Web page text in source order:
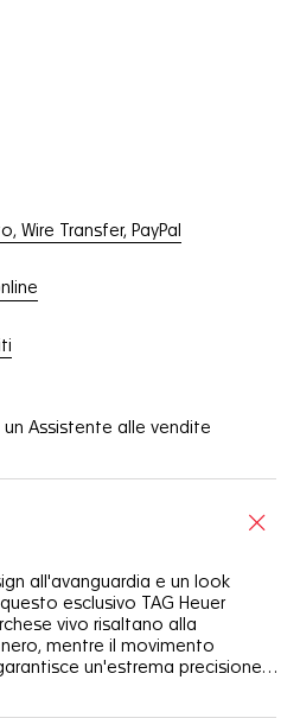
Transfer, PayPal
Assistente alle vendite
all'avanguardia e un look
esclusivo TAG Heuer
vivo risaltano alla
mentre il movimento
un'estrema precisione.